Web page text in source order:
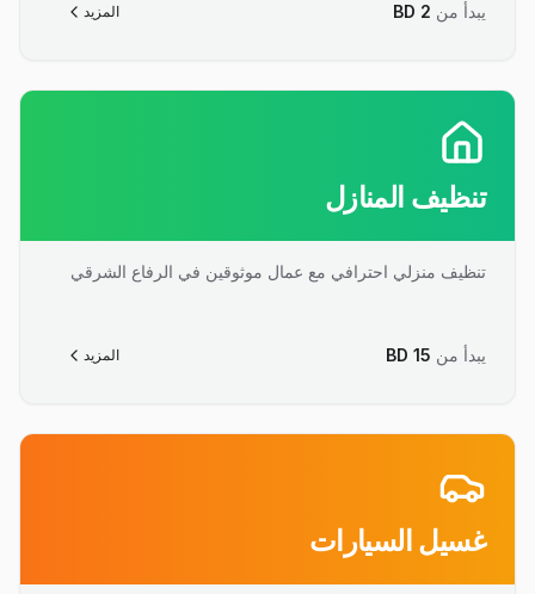
يبدأ من BD 2 المزيد
تنظيف المنازل
تنظيف منزلي احترافي مع عمال موثوقين في الرفاع الشرقي
يبدأ من BD 15 المزيد
غسيل السيارات